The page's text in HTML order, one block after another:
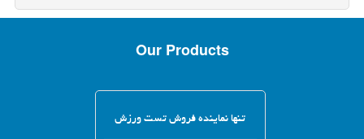
Our Products
تنها نماینده فروش تست ورزش